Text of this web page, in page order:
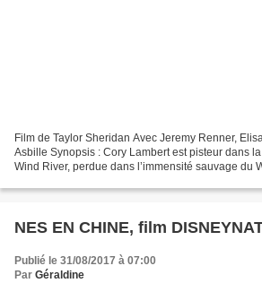
Film de Taylor Sheridan Avec Jeremy Renner,
Asbille Synopsis : Cory Lambert est pisteur dans
Wind River, perdue dans l’immensité sauvage du
NES EN CHINE, film
Publié le 31/08/2017 à 07:00
Par Géraldine